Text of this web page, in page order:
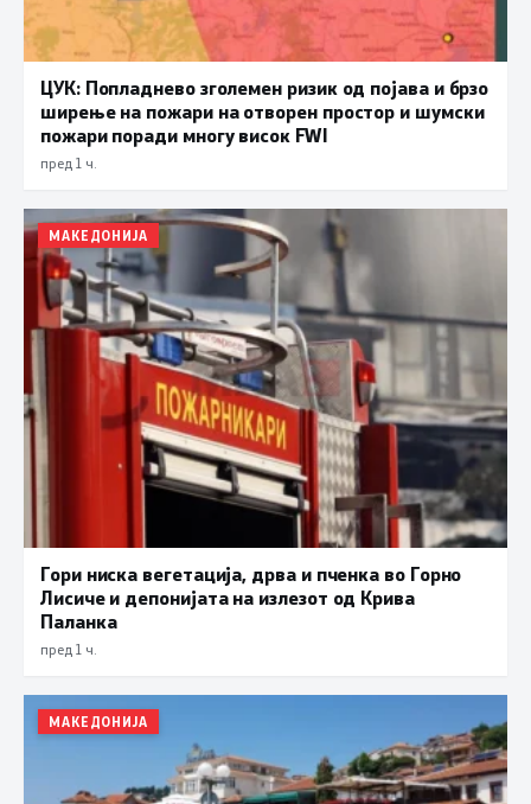
ЦУК: Попладнево зголемен ризик од појава и брзо
ширење на пожари на отворен простор и шумски
пожари поради многу висок FWI
пред 1 ч.
МАКЕДОНИЈА
Гори ниска вегетација, дрва и пченка во Горно
Лисиче и депонијата на излезот од Крива
Паланка
пред 1 ч.
МАКЕДОНИЈА